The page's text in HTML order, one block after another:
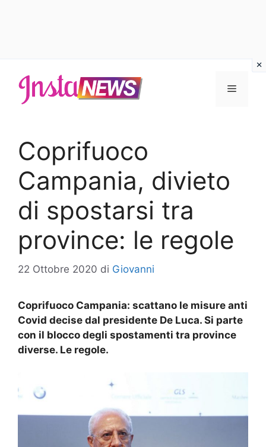
contenuto
Menu
Coprifuoco
Campania, divieto
di spostarsi tra
province: le regole
22 Ottobre 2020 di Giovanni
Coprifuoco Campania: scattano le misure anti
Covid decise dal presidente De Luca. Si parte
con il blocco degli spostamenti tra province
diverse. Le regole.